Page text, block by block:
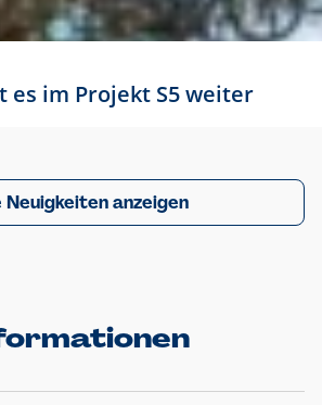
es im Projekt S5 weiter
Neuigkeiten anzeigen